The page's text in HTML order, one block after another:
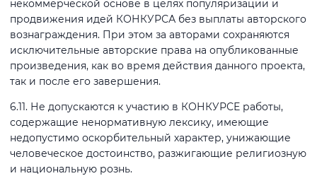
некоммерческой основе в целях популяризации и
продвижения идей КОНКУРСА без выплаты авторского
вознаграждения. При этом за авторами сохраняются
исключительные авторские права на опубликованные
произведения, как во время действия данного проекта,
так и после его завершения.
6.11. Не допускаются к участию в КОНКУРСЕ работы,
содержащие ненормативную лексику, имеющие
недопустимо оскорбительный характер, унижающие
человеческое достоинство, разжигающие религиозную
и национальную рознь.